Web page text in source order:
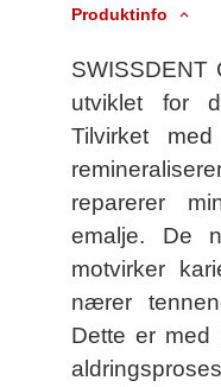
Produktinfo
SWISSDENT
utviklet for
Tilvirket
reparerer
emalje. De
motvirker
nærer
Dette er med